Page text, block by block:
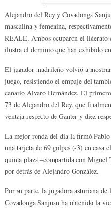
Alejandro del Rey y Covadonga
masculina y femenina,
REALE. Ambos ocuparon el liderato
ilustra el dominio que han exhibido
El jugador madrileño volvió a
juego, resistiendo el empuje del
canario Álvaro Hernández. El
73 de Alejandro del Rey, que
ventaja respecto de Ganter y diez
La mejor ronda del día la firmó
una tarjeta de 69 golpes (-3) en casa
quinta plaza –compartida con
por detrás de Alejandro González.
Por su parte, la jugadora asturiana
Covadonga Sanjuán ha obtenido la